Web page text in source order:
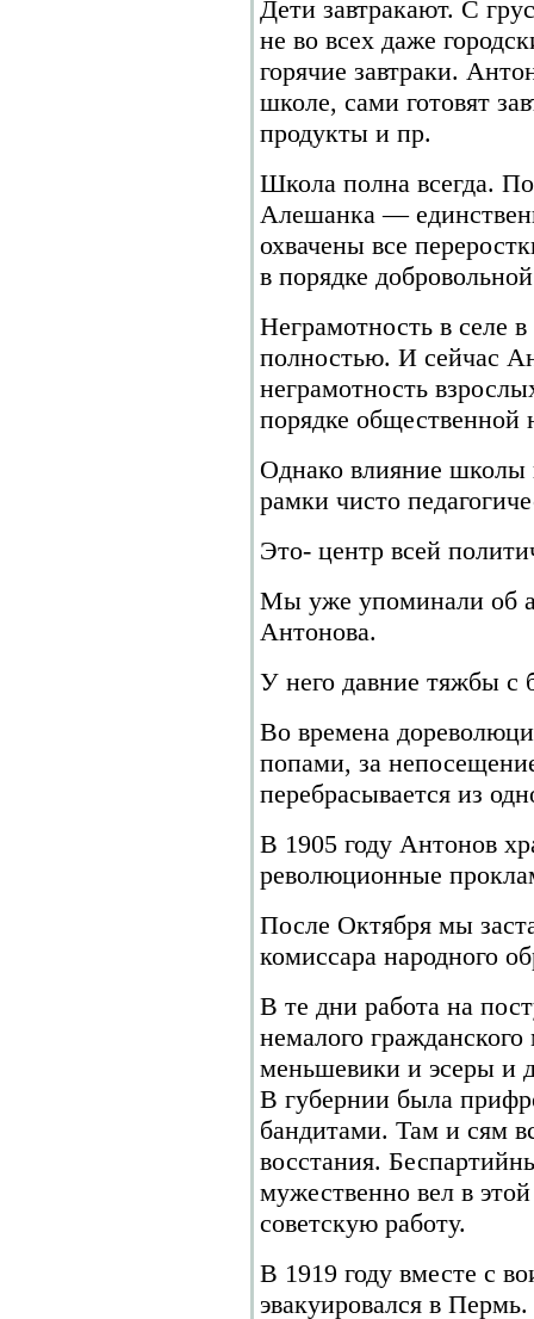
Дети завтракают. С
не во всех даже
горячие завтраки.
школе, сами готовят
продукты и пр.
Школа полна всегда.
Алешанка —
охвачены все
в порядке
Неграмотность в селе
полностью. И сейчас
неграмотность
порядке общественной
Однако влияние школы
рамки чисто
Это- центр всей
Мы уже упоминали об
Антонова.
У него давние тяжбы с
Во времена
попами, за
перебрасывается из
В 1905 году Антонов
революционные
После Октября мы
комиссара народного
В те дни работа на
немалого
меньшевики и эсеры и
В губернии была
бандитами. Там и сям
восстания.
мужественно вел в
советскую работу.
В 1919 году вместе с
эвакуировался в Пермь.